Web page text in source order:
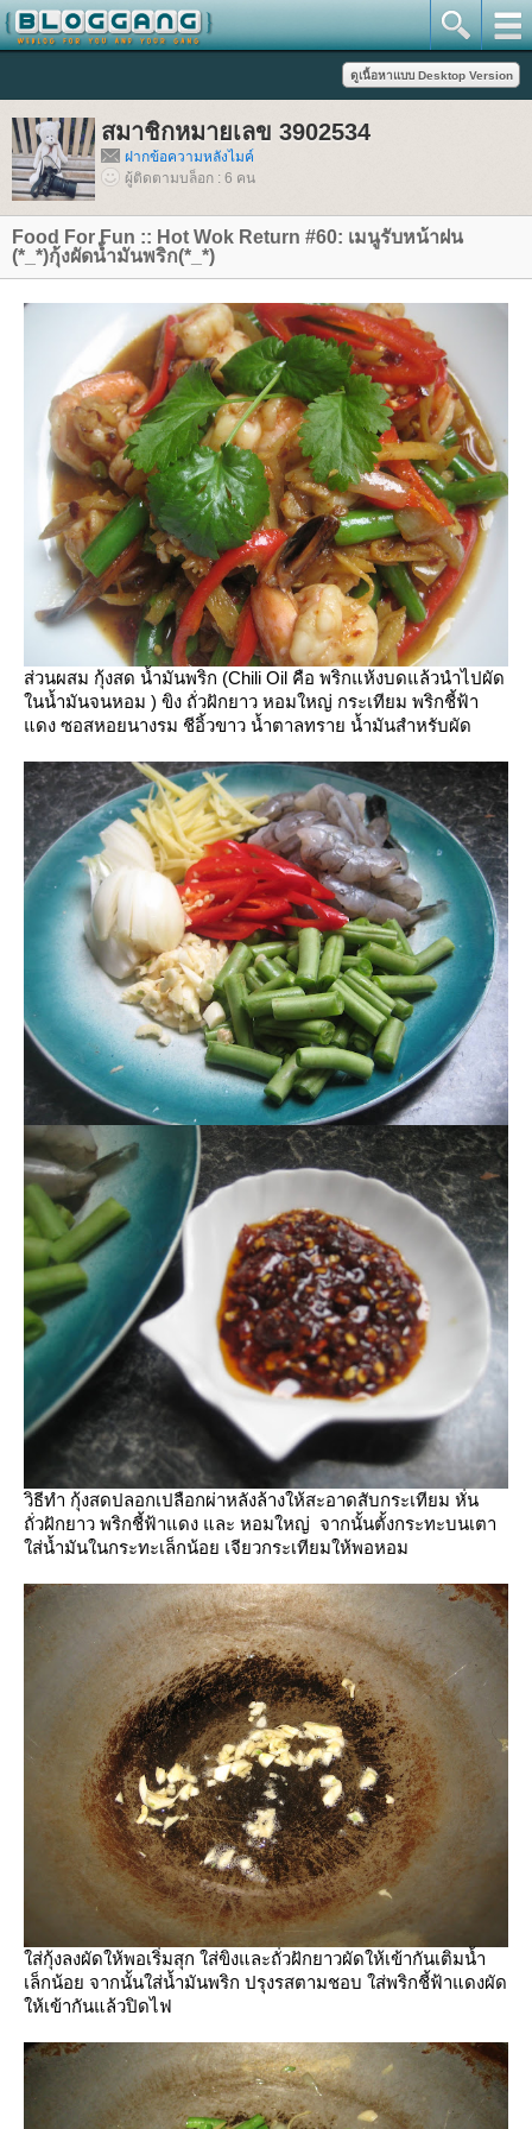
สมาชิกหมายเลข 3902534
ฝากข้อความหลังไมค์
ผู้ติดตามบล็อก : 6 คน
Food For Fun :: Hot Wok Return #60: เมนูรับหน้าฝน
(*_*)กุ้งผัดน้ำมันพริก(*_*)
ส่วนผสม กุ้งสด น้ำมันพริก (Chili Oil คือ พริกแห้งบดแล้วนำไปผัด
นนํ้ามันจนหอม ) ขิง ถั่วฝักยาว หอมใหญ่ กระเทียม พริกชี้ฟ้า
ดง ซอสหอยนางรม ชีอิ้วขาว น้ำตาลทราย น้ำมันสำหรับผัด
วิธีทำ กุ้งสดปลอกเปลือกผ่าหลังล้างให้สะอาดสับกระเทียม หั่น
ถั่วฝักยาว พริกชี้ฟ้าแดง และ หอมใหญ่ จากนั้นตั้งกระทะบนเตา
ส่น้ำมันในกระทะเล็กน้อย เจียวกระเทียมให้พอหอม
ส่กุ้งลงผัดให้พอเริ่มสุก ใส่ขิงและถั่วฝักยาวผัดให้เข้ากันเติมน้ำ
เล็กน้อย จากนั้นใส่น้ำมันพริก ปรุงรสตามชอบ ใส่พริกชี้ฟ้าแดงผัด
ห้เข้ากันแล้วปิดไฟ